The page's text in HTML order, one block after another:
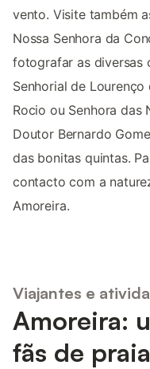
vento. Visite também
Nossa Senhora da
fotografar as diversas
Senhorial de
Rocio ou Senhora das
Doutor Bernardo
das bonitas quintas.
contacto com a
Amoreira.
Viajantes e
Amoreira:
fãs de praia